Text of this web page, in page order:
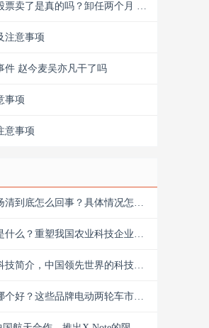
票卖了是真的吗？卸任两个月 刘
注意事项
件 赵今麦吴亦凡干了吗
事项
意事项
清到底怎么回事？具体情况怎么
什么？重塑我国农业科技企业版
技简介，中国领先世界的科技创
个好？这些品牌电动两轮车市场